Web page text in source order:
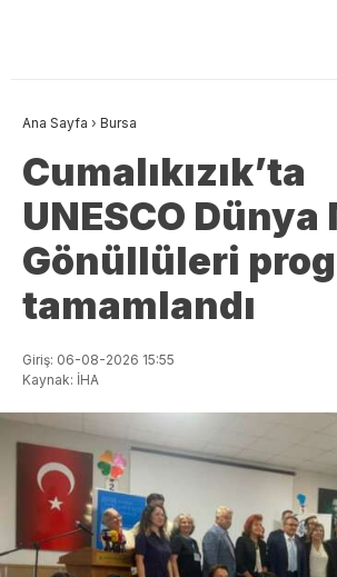
Ana Sayfa › Bursa
Cumalıkızık’ta
UNESCO Dünya
Gönüllüleri
tamamlandı
Giriş: 06-08-2026 15:55
Kaynak: İHA